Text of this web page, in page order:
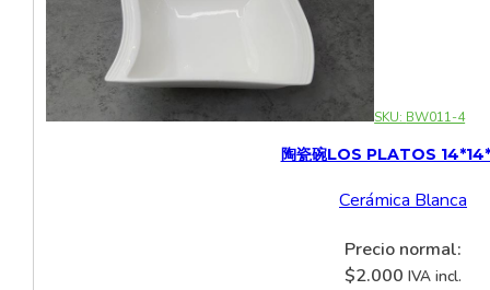
SKU: BW011-4
陶瓷碗LOS PLATOS
Cerámica Blanca
Precio normal:
$2.000 IVA incl.